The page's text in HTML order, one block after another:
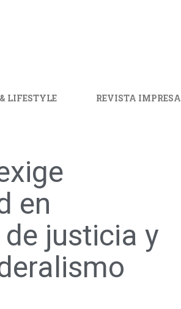
LIFESTYLE REVISTA IMPRESA
en
justicia y